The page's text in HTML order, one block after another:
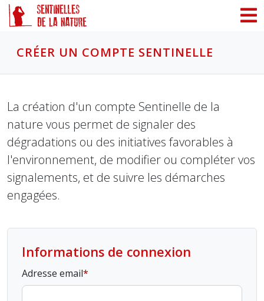
CRÉER UN COMPTE SENTINELLE
La création d'un compte Sentinelle de la
nature vous permet de signaler des
dégradations ou des initiatives favorables à
l'environnement, de modifier ou compléter vos
signalements, et de suivre les démarches
engagées.
Informations de connexion
Adresse email
Panneau de gestion des cookies